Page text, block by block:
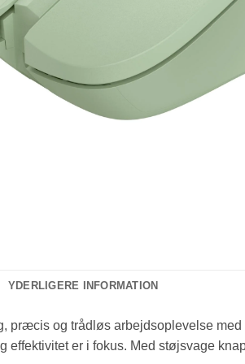
YDERLIGERE INFORMATION
præcis og trådløs arbejdsoplevelse
effektivitet er i fokus. Med støjsvage